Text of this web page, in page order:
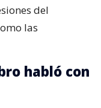
del
las
habló con